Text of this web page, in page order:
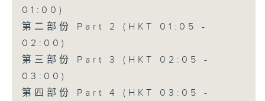
01:00)
第二部份 Part 2 (HKT 01:05 -
02:00)
第三部份 Part 3 (HKT 02:05 -
03:00)
第四部份 Part 4 (HKT 03:05 -